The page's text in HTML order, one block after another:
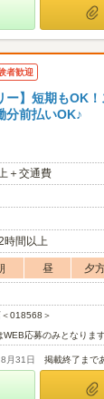
者歓迎
ー】短期もOK
分前払いOK♪
＋交通費
時間以上
昼 夕
018568＞
応募のみとなりま
月31日 掲載終了まで